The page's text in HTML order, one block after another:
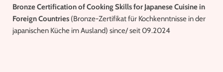
Bronze Certification of Cooking Skills for Japanese Cuisine in
Foreign Countries (Bronze-Zertifikat für Kochkenntnisse in der
japanischen Küche im Ausland) since/ seit 09.2024